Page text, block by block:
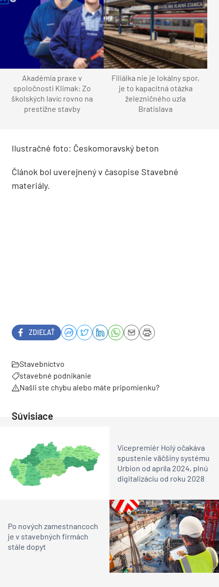
Akadémia praxe v
spoločnosti Klimak: Zo
školských lavíc rovno na
prestížne stavby
Filiálka nie je lokálny spor,
je to kapacitná otázka
železničného uzla
Bratislava
Ilustračné foto: Českomoravský beton
Článok bol uverejnený v časopise Stavebné
materiály.
ZDIEĽAŤ
Stavebníctvo
stavebné podnikanie
Našli ste chybu alebo máte pripomienku?
Súvisiace
Vicepremiér Holý očakáva
spustenie väčšiny systému
Urbion od apríla 2024, plnú
digitalizáciu od roku 2028
Po nových zamestnancoch
je v stavebných firmách
stále dopyt